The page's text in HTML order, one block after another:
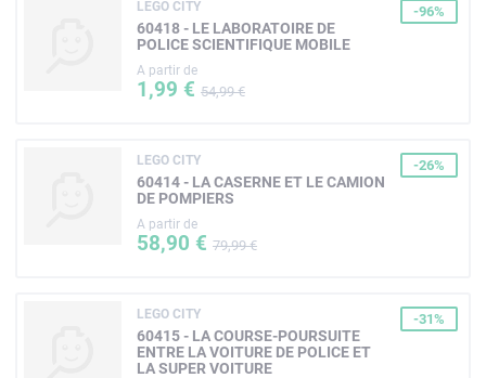
LEGO CITY
60418 - LE LABORATOIRE DE
POLICE SCIENTIFIQUE MOBILE
A partir de
1,99 € 54,99 €
-96%
LEGO CITY
60414 - LA CASERNE ET LE CAMION
DE POMPIERS
A partir de
58,90 € 79,99 €
-26%
LEGO CITY
60415 - LA COURSE-POURSUITE
ENTRE LA VOITURE DE POLICE ET
LA SUPER VOITURE
-31%